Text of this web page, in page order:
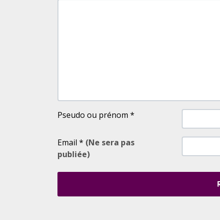
Pseudo ou prénom *
Email * (Ne sera pas
publiée)